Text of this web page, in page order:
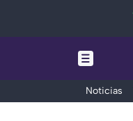
Noticias